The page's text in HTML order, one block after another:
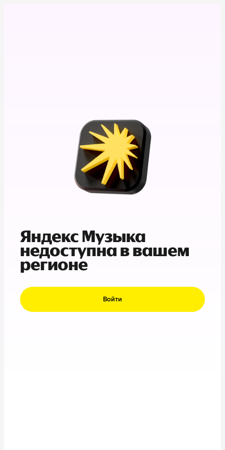
Яндекс Музыка
недоступна в вашем
регионе
Войти